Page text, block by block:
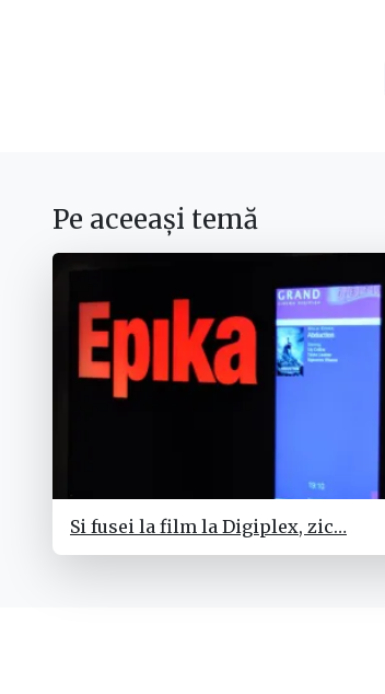
Pe aceeași temă
Si fusei la film la Digiplex, zic…